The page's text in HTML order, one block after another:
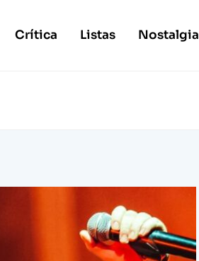
Crítica Listas Nostalgia